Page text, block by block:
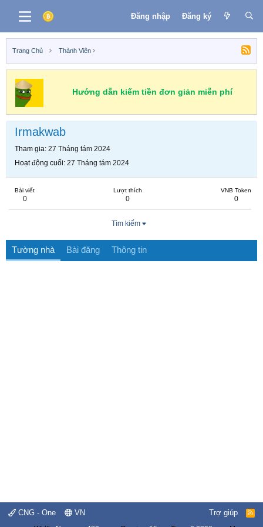
Đăng nhập Đăng ký
Trang Chủ Thành Viên
Hướng dẫn kiếm tiền đơn giản miễn phí
Irmakwab
Tham gia 27 Tháng tám 2024
Hoạt động cuối 27 Tháng tám 2024
Bài viết
0
Lượt thích
0
VNB Token
0
Tìm kiếm
Tường nhà Bài đăng Thông tin
CNG - One VN Trợ giúp
R